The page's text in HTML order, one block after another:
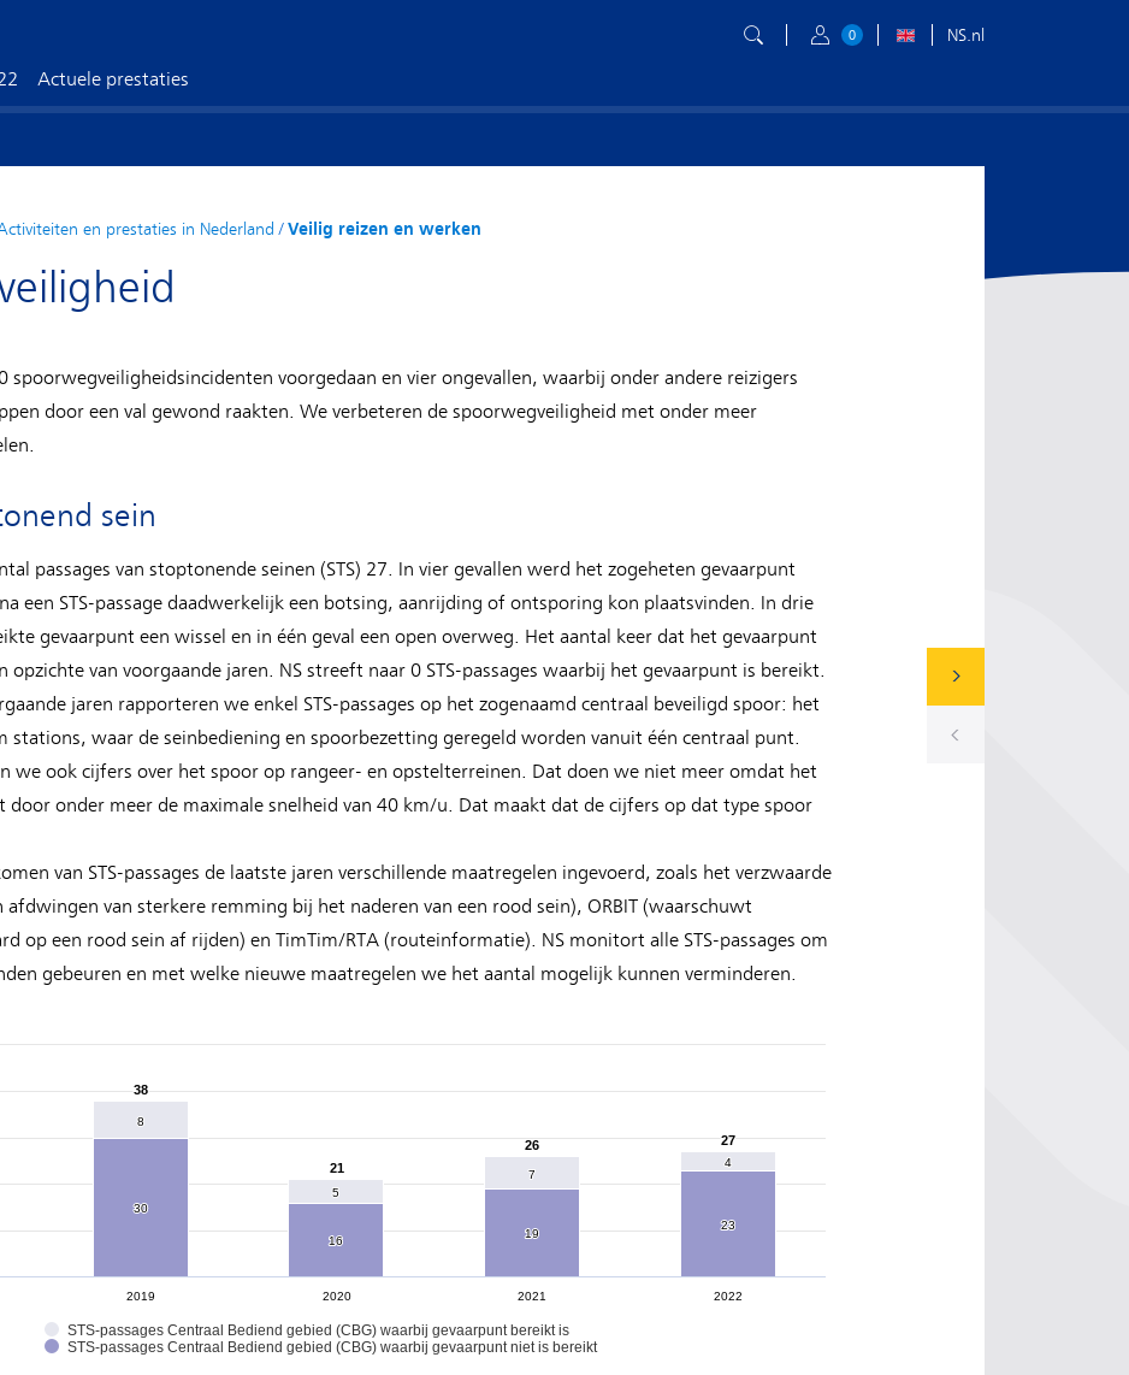
0 NS.nl
Actuele prestaties
en prestaties in Nederland /Veilig reizen en werken
spoorwegveiligheidsincidenten voorgedaan en vier ongevallen, waarbij onder andere reizigers
door een val gewond raakten. We verbeteren de spoorwegveiligheid met onder meer
sein
passages van stoptonende seinen (STS) 27. In vier gevallen werd het zogeheten gevaarpunt
een STS-passage daadwerkelijk een botsing, aanrijding of ontsporing kon plaatsvinden. In drie
gevaarpunt een wissel en in één geval een open overweg. Het aantal keer dat het gevaarpunt
van voorgaande jaren. NS streeft naar 0 STS-passages waarbij het gevaarpunt is bereikt.
jaren rapporteren we enkel STS-passages op het zogenaamd centraal beveiligd spoor: het
stations, waar de seinbediening en spoorbezetting geregeld worden vanuit één centraal punt.
we ook cijfers over het spoor op rangeer- en opstelterreinen. Dat doen we niet meer omdat het
door onder meer de maximale snelheid van 40 km/u. Dat maakt dat de cijfers op dat type spoor
van STS-passages de laatste jaren verschillende maatregelen ingevoerd, zoals het verzwaarde
van sterkere remming bij het naderen van een rood sein), ORBIT (waarschuwt
op een rood sein af rijden) en TimTim/RTA (routeinformatie). NS monitort alle STS-passages om
gebeuren en met welke nieuwe maatregelen we het aantal mogelijk kunnen verminderen.
38
38
21
21
26
26 27
27
8
8
5
5
7
7
4
4
30
30
16
16
19
19
23
23
STS-passages Centraal Bediend gebied (CBG) waarbij gevaarpunt bereikt is
STS-passages Centraal Bediend gebied (CBG) waarbij gevaarpunt niet is bereikt
2019 2020 2021 2022